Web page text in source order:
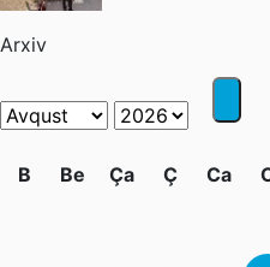
Arxiv
B Be Ça Ç Ca